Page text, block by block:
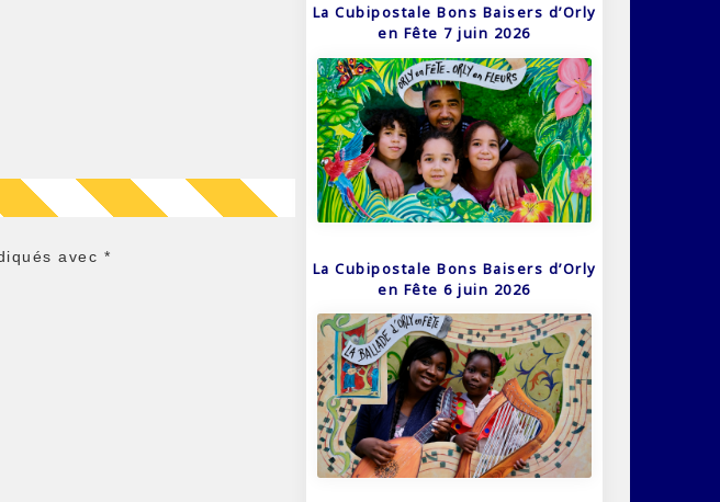
avec *
La Cubipostale Bons Baisers d’Orly
en Fête 7 juin 2026
La Cubipostale Bons Baisers d’Orly
en Fête 6 juin 2026